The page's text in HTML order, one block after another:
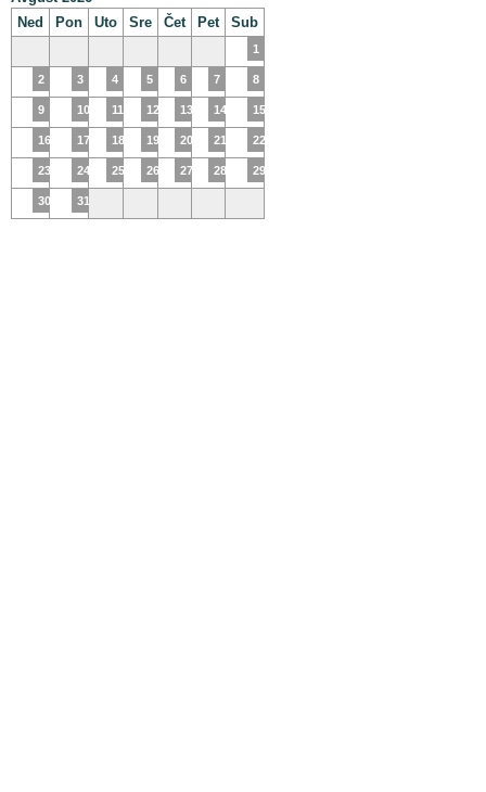
Ned
Pon Uto Sre Čet Pet Sub
1
2 3 4 5 6 7 8
9 10 11 12 13 14 15
16 17 18 19 20 21 22
23 24 25 26 27 28 29
30 31